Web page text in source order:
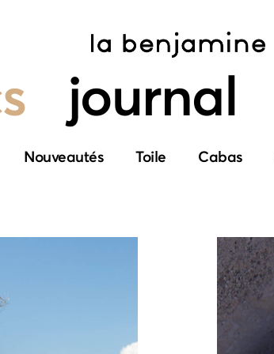
Nouveautés Toile Cabas
journal